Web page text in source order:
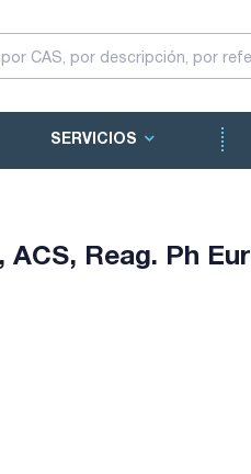
SERVICIOS
Reag. Ph Eur